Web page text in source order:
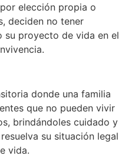
elección propia o
deciden no tener
su proyecto de vida en el
donde una familia
que no pueden vivir
brindándoles cuidado y
su situación legal
vida.